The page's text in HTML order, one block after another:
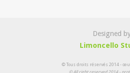
Designed
Limoncello
© Tous droits réservés 2014 -